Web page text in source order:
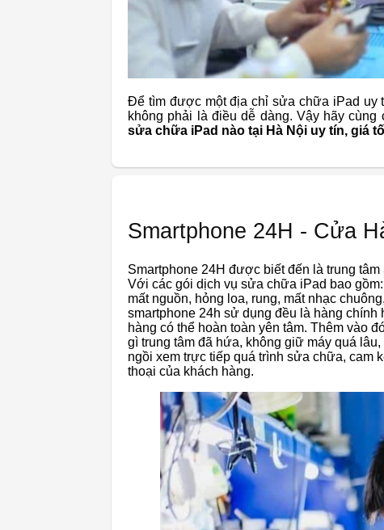
Để tìm được một địa chỉ sửa chữa iPad uy
không phải là điều dễ dàng. Vậy hãy
sửa chữa iPad nào tại Hà Nội uy tín, giá
Smartphone 24H - Cửa
Smartphone 24H được biết đến là trung tâm
Với các gói dịch vụ sửa chữa iPad bao
mất nguồn, hỏng loa, rung, mất nhạc
smartphone 24h sử dụng đều là hàng
hàng có thể hoàn toàn yên tâm. Thêm vào
gì trung tâm đã hứa, không giữ máy quá
ngồi xem trực tiếp quá trình sửa chữa, cam
thoại của khách hàng.